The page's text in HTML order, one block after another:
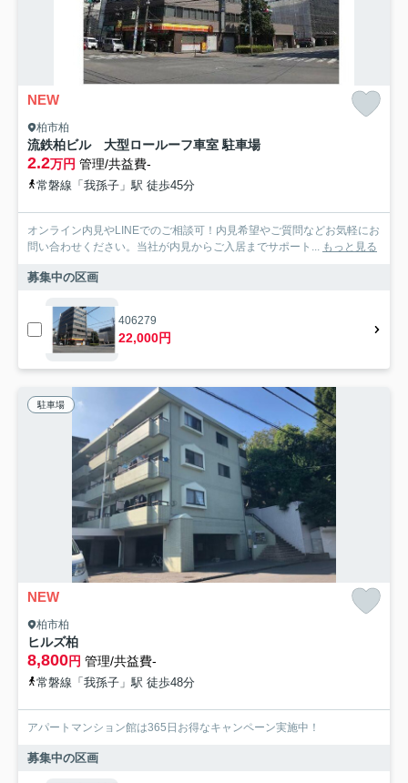
NEW
柏市柏
流鉄柏ビル 大型ロールーフ車室 駐車場
2.2万円 管理/共益費-
常磐線「我孫子」駅 徒歩45分
オンライン内見やLINEでのご相談可！内見希望やご質問などお気軽にお
問い合わせください。当社が内見からご入居までサポート... もっと見る
募集中の区画
406279
22,000円
駐車場
NEW
柏市柏
ヒルズ柏
8,800円 管理/共益費-
常磐線「我孫子」駅 徒歩48分
アパートマンション館は365日お得なキャンペーン実施中！
募集中の区画